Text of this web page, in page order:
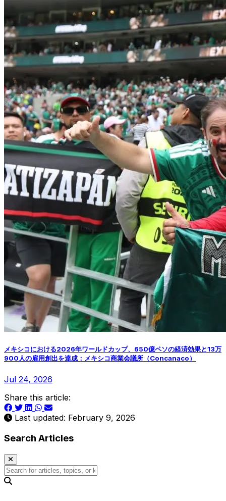
メキシコにおける2026年ワールドカップ、650億ペソの経済効果と13万
900人の雇用創出を達成：メキシコ商業会議所（Concanaco）
Jul 24, 2026
Share this article:
Last updated: February 9, 2026
Search Articles